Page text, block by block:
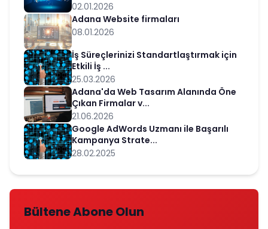
02.01.2026
Adana Website firmaları
08.01.2026
İş Süreçlerinizi Standartlaştırmak için
Etkili İş ...
25.03.2026
Adana'da Web Tasarım Alanında Öne
Çıkan Firmalar v...
21.06.2026
Google AdWords Uzmanı ile Başarılı
Kampanya Strate...
28.02.2025
Bültene Abone Olun